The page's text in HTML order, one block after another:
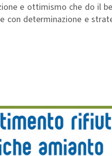
e ottimismo che do il
con determinazione e